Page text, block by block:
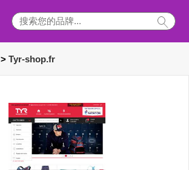
> Tyr-shop.fr